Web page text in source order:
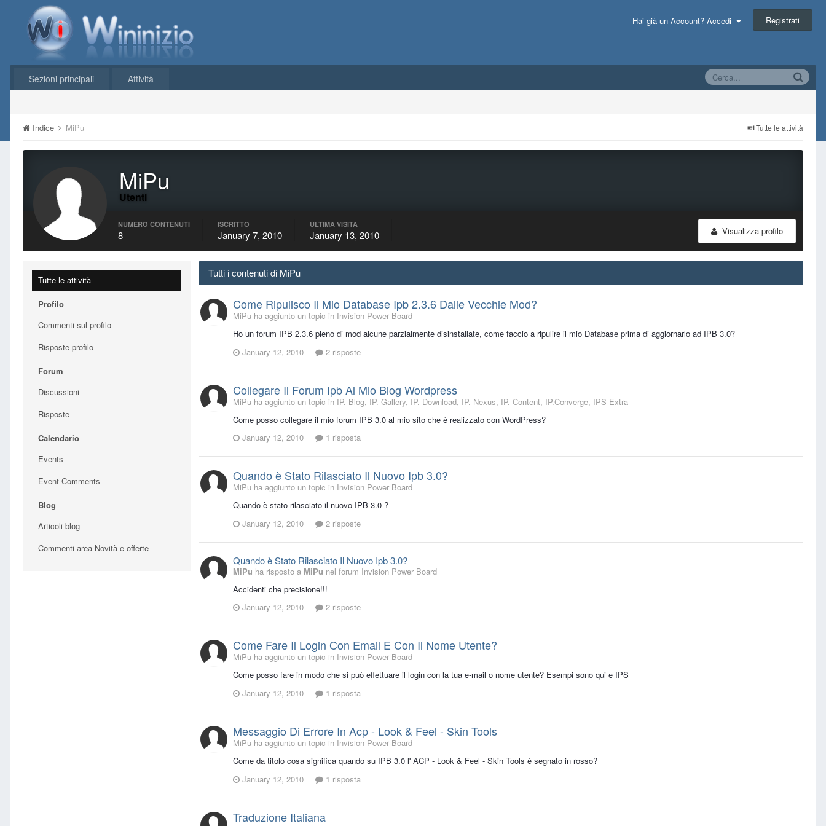
Hai già un Account? Accedi Registrati
Sezioni principali Attività
Tutte le attività
Indice MiPu
MiPu
Utenti
Visualizza profilo
NUMERO CONTENUTI
8
ISCRITTO
January 7, 2010
ULTIMA VISITA
January 13, 2010
Tutte le attività
Profilo
Commenti sul profilo
Risposte profilo
Forum
Discussioni
Risposte
Calendario
Events
Event Comments
Blog
Articoli blog
Commenti area Novità e offerte
Tutti i contenuti di MiPu
Come Ripulisco Il Mio Database Ipb 2.3.6 Dalle Vecchie Mod?
MiPu ha aggiunto un topic in Invision Power Board
Ho un forum IPB 2.3.6 pieno di mod alcune parzialmente disinstallate, come faccio a ripulire il mio Database prima di aggiornarlo ad IPB 3.0?
January 12, 2010
2 risposte
Collegare Il Forum Ipb Al Mio Blog Wordpress
MiPu ha aggiunto un topic in IP. Blog, IP. Gallery, IP. Download, IP. Nexus, IP. Content, IP.Converge, IPS Extra
Come posso collegare il mio forum IPB 3.0 al mio sito che è realizzato con WordPress?
January 12, 2010
1 risposta
Quando è Stato Rilasciato Il Nuovo Ipb 3.0?
MiPu ha aggiunto un topic in Invision Power Board
Quando è stato rilasciato il nuovo IPB 3.0 ?
January 12, 2010
2 risposte
Quando è Stato Rilasciato Il Nuovo Ipb 3.0?
MiPu ha risposto a MiPu nel forum Invision Power Board
Accidenti che precisione!!!
January 12, 2010
2 risposte
Come Fare Il Login Con Email E Con Il Nome Utente?
MiPu ha aggiunto un topic in Invision Power Board
Come posso fare in modo che si può effettuare il login con la tua e-mail o nome utente? Esempi sono qui e IPS
January 12, 2010
1 risposta
Messaggio Di Errore In Acp - Look & Feel - Skin Tools
MiPu ha aggiunto un topic in Invision Power Board
Come da titolo cosa significa quando su IPB 3.0 l' ACP - Look & Feel - Skin Tools è segnato in rosso?
January 12, 2010
1 risposta
Traduzione Italiana